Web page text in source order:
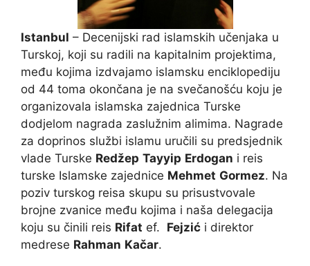
Istanbul – Decenijski rad islamskih učenjaka u
Turskoj, koji su radili na kapitalnim projektima,
među kojima izdvajamo islamsku enciklopediju
od 44 toma okončana je na svečanošću koju je
organizovala islamska zajednica Turske
dodjelom nagrada zaslužnim alimima. Nagrade
za doprinos službi islamu uručili su predsjednik
vlade Turske Redžep Tayyip Erdogan i reis
turske Islamske zajednice Mehmet Gormez. Na
poziv turskog reisa skupu su prisustvovale
brojne zvanice među kojima i naša delegacija
koju su činili reis Rifat ef. Fejzić i direktor
medrese Rahman Kačar.